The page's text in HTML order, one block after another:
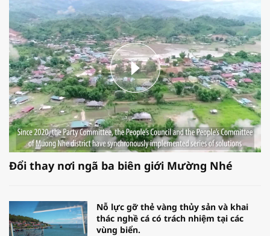
Đổi thay nơi ngã ba biên giới Mường Nhé
Nỗ lực gỡ thẻ vàng thủy sản và khai
thác nghề cá có trách nhiệm tại các
vùng biển.